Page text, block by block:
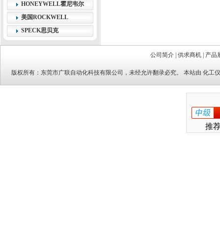
HONEYWELL霍尼韦尔
美国ROCKWELL
SPECK思贝克
公司简介 供求商机 产品
版权所有： 东莞市广联自动化科技有限公司 ，未经允许翻录必究。 本站由 化工
推